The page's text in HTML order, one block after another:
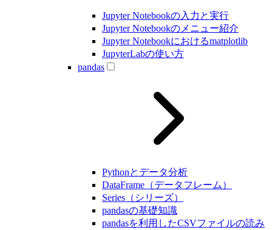
Jupyter Notebookの入力と実行
Jupyter Notebookのメニュー紹介
Jupyter Notebookにおけるmatplotlib
JupyterLabの使い方
pandas
Pythonとデータ分析
DataFrame（データフレーム）
Series（シリーズ）
pandasの基礎知識
pandasを利用したCSVファイルの読み